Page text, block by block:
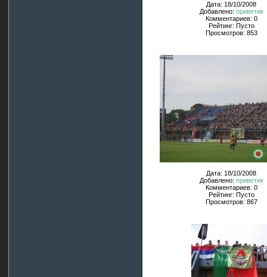
Дата: 18/10/2008
Добавлено: приветик
Комментариев: 0
Рейтинг: Пусто
Просмотров: 853
Дата: 18/10/2008
Добавлено: приветик
Комментариев: 0
Рейтинг: Пусто
Просмотров: 867